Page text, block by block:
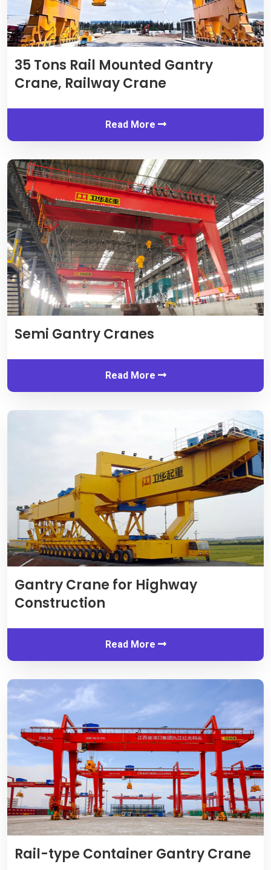
35 Tons Rail Mounted Gantry
Crane, Railway Crane
Read More
Semi Gantry Cranes
Read More
Gantry Crane for Highway
Construction
Read More
Rail-type Container Gantry Crane